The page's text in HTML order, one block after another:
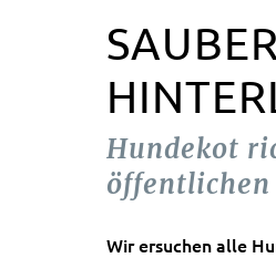
Hundekot
öffentlichen
Wir ersuchen alle